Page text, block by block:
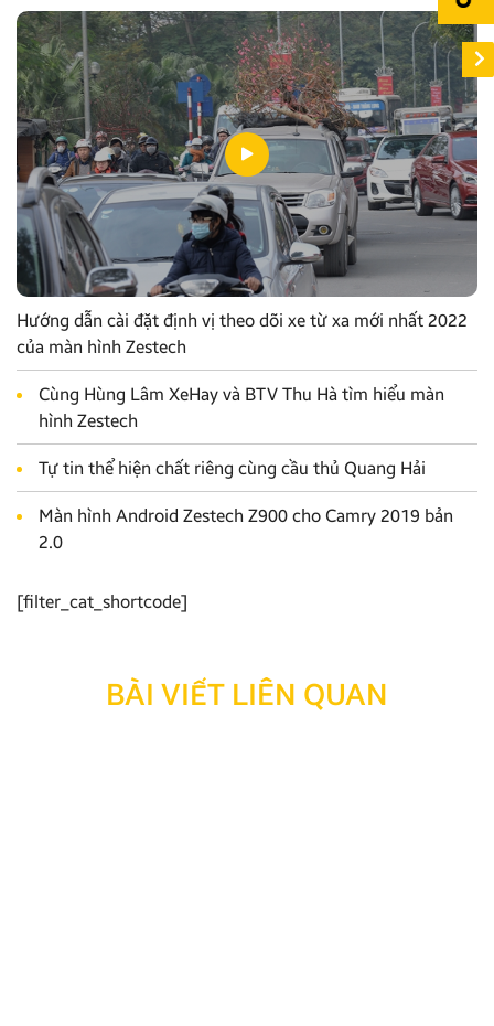
Hướng dẫn cài đặt định vị theo dõi xe từ xa mới nhất 2022
của màn hình Zestech
Cùng Hùng Lâm XeHay và BTV Thu Hà tìm hiểu màn
hình Zestech
Tự tin thể hiện chất riêng cùng cầu thủ Quang Hải
Màn hình Android Zestech Z900 cho Camry 2019 bản
2.0
[filter_cat_shortcode]
BÀI VIẾT LIÊN QUAN